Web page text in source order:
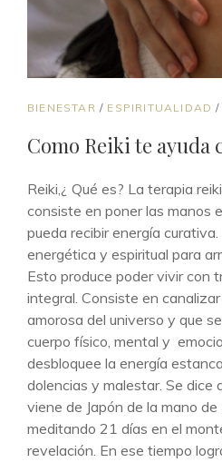
ENLACES
CATEGORÍAS
BIENESTAR / ESPIRITUALIDAD /
Como Reiki te ayuda
Reiki,¿ Qué es? La terapia
consiste en poner las manos
pueda recibir energía
energética y espiritual para
Esto produce poder vivir con
integral. Consiste en
amorosa del universo y que
cuerpo físico, mental y
desbloquee la energía
dolencias y malestar. Se dice
viene de Japón de la mano
meditando 21 días en el
revelación. En ese tiempo